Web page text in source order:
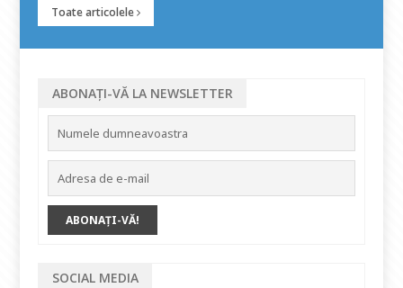
Toate articolele
ABONAȚI-VĂ LA NEWSLETTER
SOCIAL MEDIA